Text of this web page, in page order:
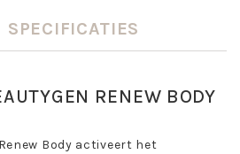
SPECIFICATIES
RENEW BODY
Body activeert het